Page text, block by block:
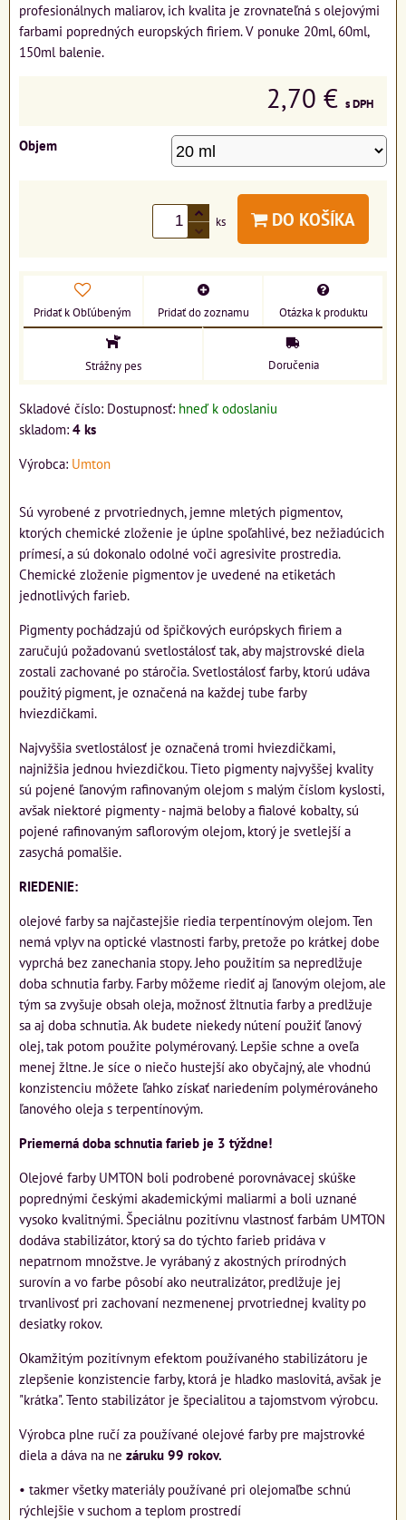
profesionálnych maliarov, ich kvalita je zrovnateľná s olejovými
farbami popredných europských firiem. V ponuke 20ml, 60ml,
150ml balenie.
2,70 € s DPH
Objem
ks DO KOŠÍKA
Pridať k Obľúbeným Pridať do zoznamu Otázka k produktu
Strážny pes Doručenia
Skladové číslo: Dostupnosť: hneď k odoslaniu
skladom: 4 ks
Výrobca: Umton
Sú vyrobené z prvotriednych, jemne mletých pigmentov,
ktorých chemické zloženie je úplne spoľahlivé, bez nežiadúcich
prímesí, a sú dokonalo odolné voči agresivite prostredia.
Chemické zloženie pigmentov je uvedené na etiketách
jednotlivých farieb.
Pigmenty pochádzajú od špičkových európskych firiem a
zaručujú požadovanú svetlostálosť tak, aby majstrovské diela
zostali zachované po stáročia. Svetlostálosť farby, ktorú udáva
použitý pigment, je označená na každej tube farby
hviezdičkami.
Najvyššia svetlostálosť je označená tromi hviezdičkami,
najnižšia jednou hviezdičkou. Tieto pigmenty najvyššej kvality
sú pojené ľanovým rafinovaným olejom s malým číslom kyslosti,
avšak niektoré pigmenty - najmä beloby a fialové kobalty, sú
pojené rafinovaným saflorovým olejom, ktorý je svetlejší a
zasychá pomalšie.
RIEDENIE:
olejové farby sa najčastejšie riedia terpentínovým olejom. Ten
nemá vplyv na optické vlastnosti farby, pretože po krátkej dobe
vyprchá bez zanechania stopy. Jeho použitím sa nepredlžuje
doba schnutia farby. Farby môžeme riediť aj ľanovým olejom, ale
tým sa zvyšuje obsah oleja, možnosť žltnutia farby a predlžuje
sa aj doba schnutia. Ak budete niekedy nútení použiť ľanový
olej, tak potom použite polymérovaný. Lepšie schne a oveľa
menej žltne. Je síce o niečo hustejší ako obyčajný, ale vhodnú
konzistenciu môžete ľahko získať nariedením polymérováneho
ľanového oleja s terpentínovým.
Priemerná doba schnutia farieb je 3 týždne!
Olejové farby UMTON boli podrobené porovnávacej skúške
poprednými českými akademickými maliarmi a boli uznané
vysoko kvalitnými. Špeciálnu pozitívnu vlastnosť farbám UMTON
dodáva stabilizátor, ktorý sa do týchto farieb pridáva v
nepatrnom množstve. Je vyrábaný z akostných prírodných
surovín a vo farbe pôsobí ako neutralizátor, predlžuje jej
trvanlivosť pri zachovaní nezmenenej prvotriednej kvality po
desiatky rokov.
Okamžitým pozitívnym efektom používaného stabilizátoru je
zlepšenie konzistencie farby, ktorá je hladko maslovitá, avšak je
"krátka". Tento stabilizátor je špecialitou a tajomstvom výrobcu.
Výrobca plne ručí za používané olejové farby pre majstrovké
diela a dáva na ne záruku 99 rokov.
• takmer všetky materiály používané pri olejomaľbe schnú
rýchlejšie v suchom a teplom prostredí